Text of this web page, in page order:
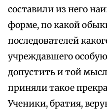
составили из него
форме, по какой
последователей
учреждавшего
допустить и той
приняли такое
Ученики, братия,